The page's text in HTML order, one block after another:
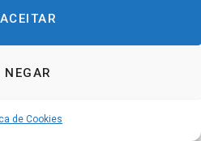
ACEITAR
NEGAR
de Cookies
era a “sua vez” na